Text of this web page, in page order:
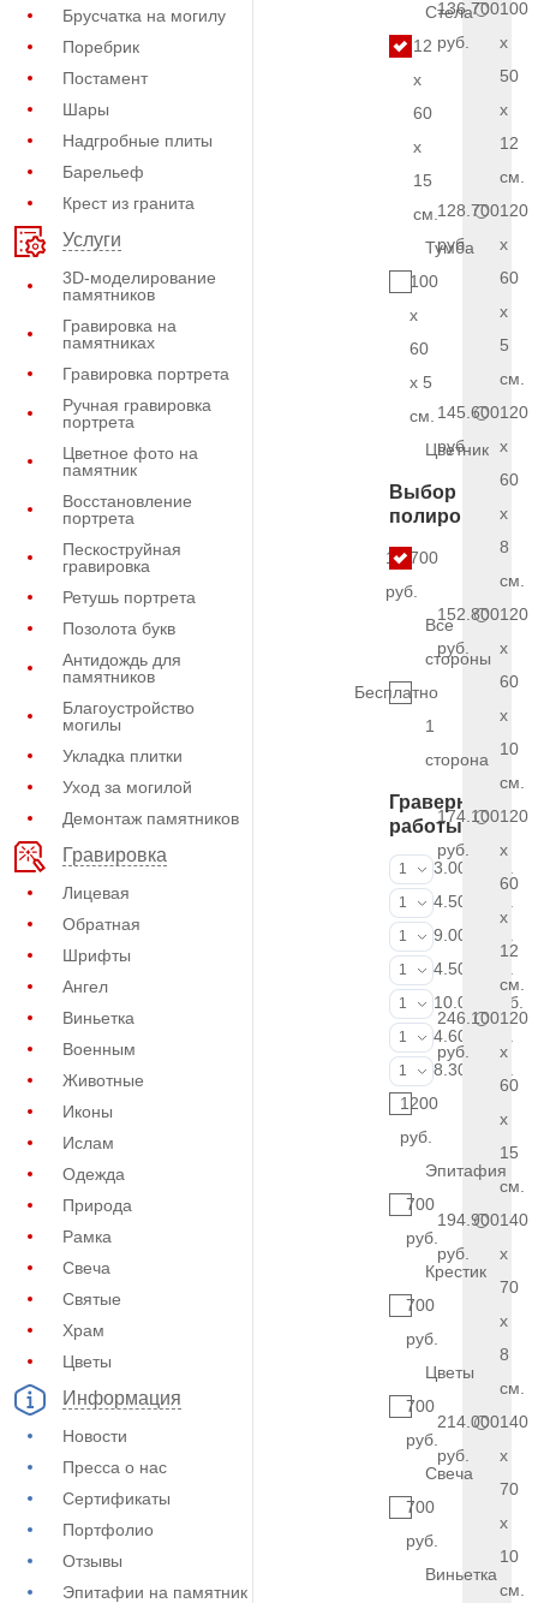
Брусчатка на могилу
Поребрик
Постамент
Шары
Надгробные плиты
Барельеф
Крест из гранита
Услуги
3D-моделирование
памятников
Гравировка на
памятниках
Гравировка портрета
Ручная гравировка
портрета
Цветное фото на
памятник
Восстановление
портрета
Пескоструйная
гравировка
Ретушь портрета
Позолота букв
Антидождь для
памятников
Благоустройство
могилы
Укладка плитки
Уход за могилой
Демонтаж памятников
Гравировка
Лицевая
Обратная
Шрифты
Ангел
Виньетка
Военным
Животные
Иконы
Ислам
Одежда
Природа
Рамка
Свеча
Святые
Храм
Цветы
Информация
Новости
Пресса о нас
Сертификаты
Портфолио
Отзывы
Эпитафии на памятник
Стела
12
x
60
x
15
см.
Тумба
100
x
60
x 5
см.
Цветник
Выбор
полировки
15.700
руб.
Все
стороны
Бесплатно
1
сторона
Граверные
работы
ФИО и даты
1
3.000 руб.
ФИО и даты
1
4.500 руб.
ФИО и даты
1
9.000 руб.
Портрет
1
4.500 руб.
Портрет
1
10.000 руб.
Фотокерамика
1
4.600 руб.
Фото на
1
8.300 руб.
1200
руб.
Эпитафия
700
руб.
Крестик
700
руб.
Цветы
700
руб.
Свеча
700
руб.
Виньетка
136.700
руб.
100
x
50
x
12
см.
128.700
руб.
120
x
60
x
5
см.
145.600
руб.
120
x
60
x
8
см.
152.800
руб.
120
x
60
x
10
см.
174.100
руб.
120
x
60
x
12
см.
246.100
руб.
120
x
60
x
15
см.
194.900
руб.
140
x
70
x
8
см.
214.000
руб.
140
x
70
x
10
см.